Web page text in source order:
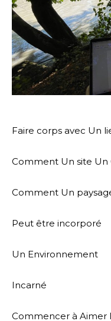
Faire corps avec Un
Comment Un site Un
Comment Un
Peut être incorporé
Un Environnement
Incarné
Commencer à Aimer